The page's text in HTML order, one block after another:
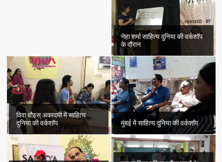
नेहा शर्मा साहित्य दुनिया की वर्कशॉप
के दौरान
विवा वौइस् अकादमी में साहित्य
दुनिया की वर्कशॉप
मुंबई में साहित्य दुनिया की वर्कशॉप